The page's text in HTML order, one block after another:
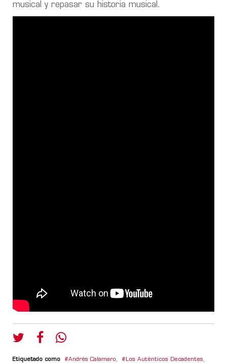
musical y repasar su historia musical.
Etiquetado como Andrés Calamaro, Los Auténticos Decadentes,